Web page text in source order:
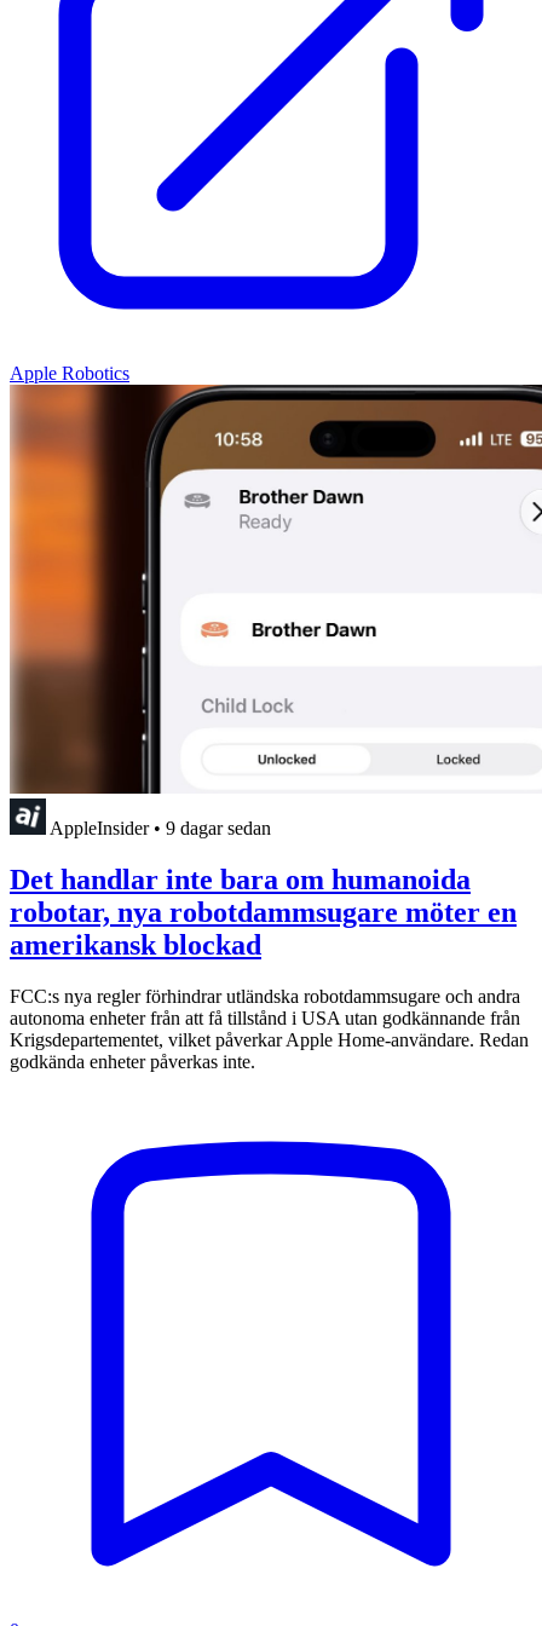
Apple Robotics
AppleInsider • 9 dagar sedan
Det handlar inte bara om humanoida
robotar, nya robotdammsugare möter en
amerikansk blockad
FCC:s nya regler förhindrar utländska robotdammsugare och andra
autonoma enheter från att få tillstånd i USA utan godkännande från
Krigsdepartementet, vilket påverkar Apple Home-användare. Redan
godkända enheter påverkas inte.